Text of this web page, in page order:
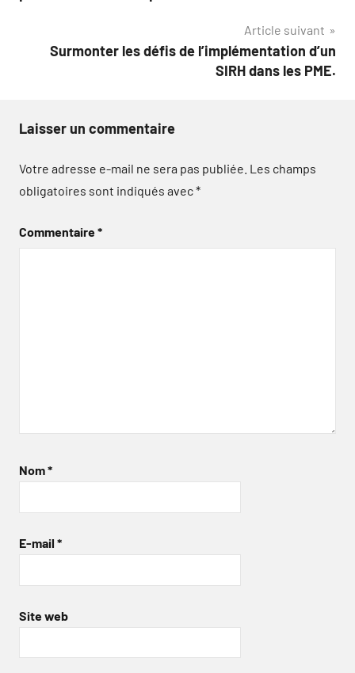
Article suivant
Surmonter les défis de l’implémentation d’un
SIRH dans les PME.
Laisser un commentaire
Votre adresse e-mail ne sera pas publiée. Les champs
obligatoires sont indiqués avec*
Commentaire*
Nom*
E-mail *
Site web